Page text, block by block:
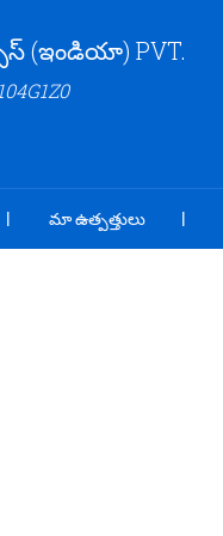
(ఇండియా) PVT.
మా ఉత్పత్తులు